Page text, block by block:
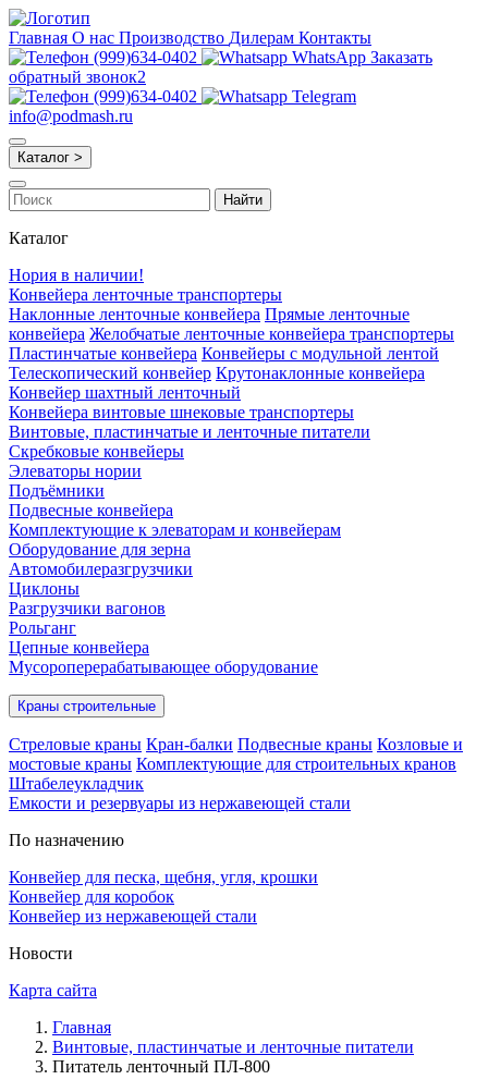
Главная О нас Производство Дилерам Контакты
(999)634-0402
WhatsApp Заказать
обратный звонок2
(999)634-0402
Telegram
info@podmash.ru
Каталог >
Найти
Каталог
Нория в наличии!
Конвейера ленточные транспортеры
Наклонные ленточные конвейера Прямые ленточные
конвейера Желобчатые ленточные конвейера транспортеры
Пластинчатые конвейера Конвейеры с модульной лентой
Телескопический конвейер Крутонаклонные конвейера
Конвейер шахтный ленточный
Конвейера винтовые шнековые транспортеры
Винтовые, пластинчатые и ленточные питатели
Скребковые конвейеры
Элеваторы нории
Подъёмники
Подвесные конвейера
Комплектующие к элеваторам и конвейерам
Оборудование для зерна
Автомобилеразгрузчики
Циклоны
Разгрузчики вагонов
Рольганг
Цепные конвейера
Мусороперерабатывающее оборудование
Краны строительные
Стреловые краны Кран-балки Подвесные краны Козловые и
мостовые краны Комплектующие для строительных кранов
Штабелеукладчик
Емкости и резервуары из нержавеющей стали
По назначению
Конвейер для песка, щебня, угля, крошки
Конвейер для коробок
Конвейер из нержавеющей стали
Новости
Карта сайта
Главная
Винтовые, пластинчатые и ленточные питатели
Питатель ленточный ПЛ-800